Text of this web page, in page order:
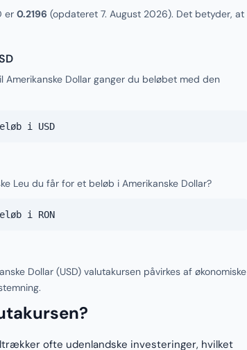
er 0.2196 (opdateret 7. August 2026). Det betyder, at
Amerikanske Dollar ganger du beløbet med den
i USD
Leu du får for et beløb i Amerikanske Dollar?
i RON
Dollar (USD) valutakursen påvirkes af økonomiske
ofte udenlandske investeringer, hvilket